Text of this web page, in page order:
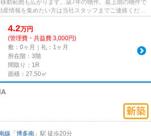
動範囲も広がります。築7年の物件。最上階の物件で
産情報を集めたい方は当社スタッフまでご連絡くださ
4.2万円
(管理費・共益費 3,000円)
敷：0ヶ月｜礼：1ヶ月
所在階：3階
間取り：1R
面積：27.50㎡
線 「 博多南 」駅 徒歩20分